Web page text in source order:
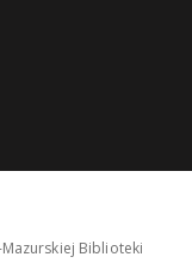
Biblioteki